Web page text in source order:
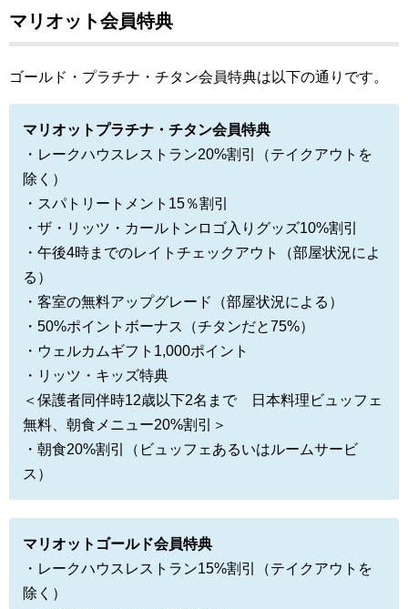
マリオット会員特典
ゴールド・プラチナ・チタン会員特典は以下の通りです。
マリオットプラチナ・チタン会員特典
・レークハウスレストラン20%割引（テイクアウトを
除く）
・スパトリートメント15％割引
・ザ・リッツ・カールトンロゴ入りグッズ10%割引
・午後4時までのレイトチェックアウト（部屋状況によ
る）
・客室の無料アップグレード（部屋状況による）
・50%ポイントボーナス（チタンだと75%）
・ウェルカムギフト1,000ポイント
・リッツ・キッズ特典
＜保護者同伴時12歳以下2名まで 日本料理ビュッフェ
無料、朝食メニュー20%割引＞
・朝食20%割引（ビュッフェあるいはルームサービ
ス）
マリオットゴールド会員特典
・レークハウスレストラン15%割引（テイクアウトを
除く）